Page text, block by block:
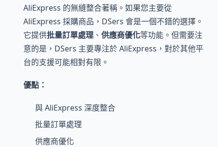
AliExpress 的無縫整合著稱。如果您主要從
AliExpress 採購商品，DSers 會是一個不錯的選擇。
它提供批量訂單處理 、 供應商優化等功能。但需要注
意的是，DSers 主要專注於 AliExpress，對於其他平
台的支援可能相對有限。
優點：
與 AliExpress 深度整合
批量訂單處理
供應商優化